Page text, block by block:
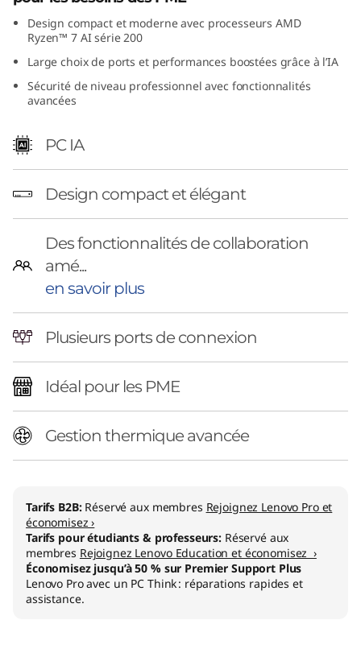
5
5
q
G
e
n
6
A
M
D
Design compact et moderne avec processeurs AMD
Ryzen™ 7 AI série 200
Large choix de ports et performances boostées grâce à l’IA
Sécurité de niveau professionnel avec fonctionnalités
avancées
PC IA
Design compact et élégant
Des fonctionnalités de collaboration
amé...
en savoir plus
Plusieurs ports de connexion
Idéal pour les PME
Gestion thermique avancée
Tarifs B2B: Réservé aux membres Rejoignez Lenovo Pro et
économisez ›
Tarifs pour étudiants & professeurs: Réservé aux
membres Rejoignez Lenovo Education et économisez ›
Économisez jusqu’à 50 % sur Premier Support Plus
Lenovo Pro avec un PC Think : réparations rapides et
assistance.